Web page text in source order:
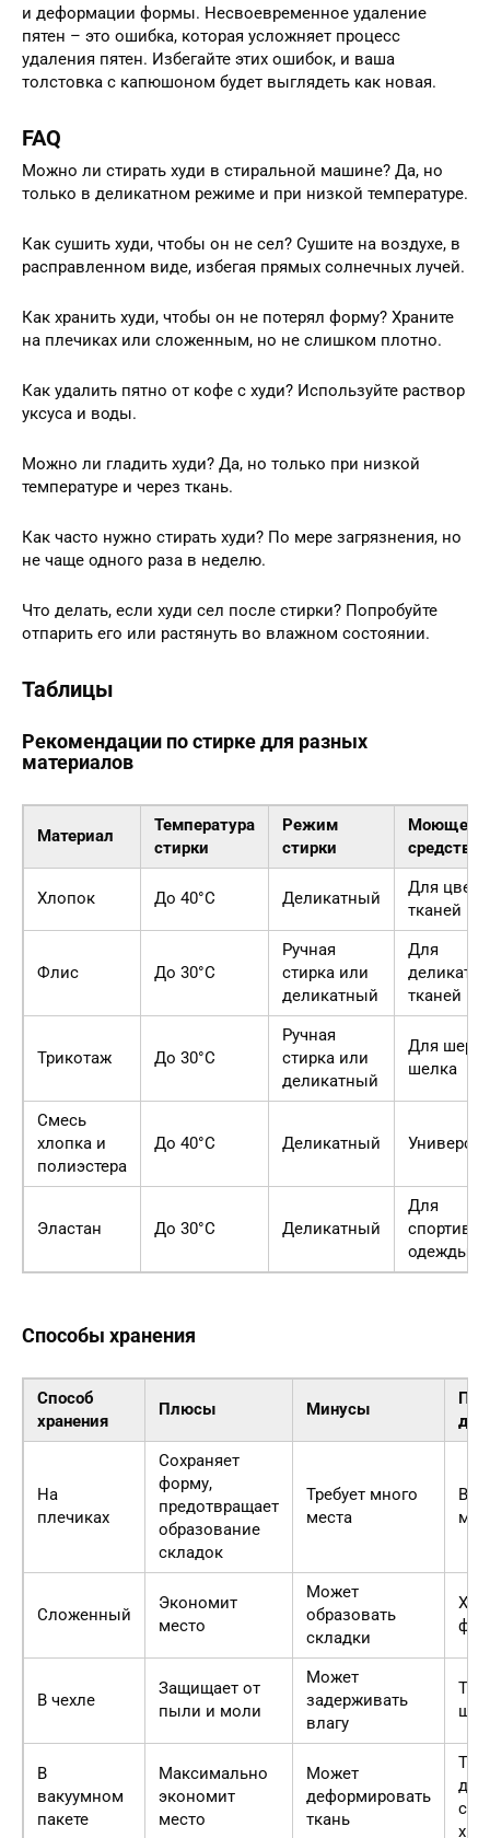
и деформации формы. Несвоевременное удаление
пятен – это ошибка, которая усложняет процесс
удаления пятен. Избегайте этих ошибок, и ваша
толстовка с капюшоном будет выглядеть как новая.
FAQ
Можно ли стирать худи в стиральной машине? Да, но
только в деликатном режиме и при низкой температуре.
Как сушить худи, чтобы он не сел? Сушите на воздухе, в
расправленном виде, избегая прямых солнечных лучей.
Как хранить худи, чтобы он не потерял форму? Храните
на плечиках или сложенным, но не слишком плотно.
Как удалить пятно от кофе с худи? Используйте раствор
уксуса и воды.
Можно ли гладить худи? Да, но только при низкой
температуре и через ткань.
Как часто нужно стирать худи? По мере загрязнения, но
не чаще одного раза в неделю.
Что делать, если худи сел после стирки? Попробуйте
отпарить его или растянуть во влажном состоянии.
Таблицы
Рекомендации по стирке для разных
материалов
Материал
Температура
стирки
Режим
стирки
Моющее
средство
Хлопок До 40°C Деликатный
Для
тканей
Флис До 30°C
Ручная
стирка или
деликатный
Для
тканей
Трикотаж До 30°C
Ручная
стирка или
деликатный
Для
шелка
Смесь
хлопка и
полиэстера
До 40°C Деликатный
Эластан До 30°C Деликатный
Для
одежды
Способы хранения
Способ
хранения
Плюсы Минусы
для
На
плечиках
Сохраняет
форму,
предотвращает
образование
складок
Требует много
места
Все
Сложенный
Экономит
место
Может
образовать
складки
В чехле
Защищает от
пыли и моли
Может
задерживать
влагу
В
вакуумном
пакете
Максимально
экономит
место
Может
деформировать
ткань
для